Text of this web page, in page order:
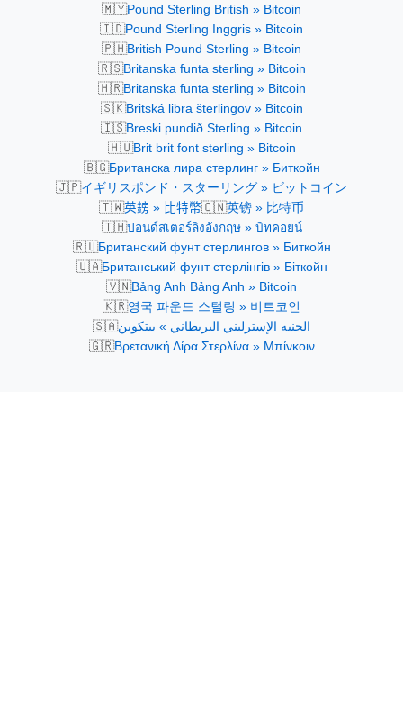
🇲🇾Pound Sterling British » Bitcoin
🇮🇩Pound Sterling Inggris » Bitcoin
🇵🇭British Pound Sterling » Bitcoin
🇷🇸Britanska funta sterling » Bitcoin
🇭🇷Britanska funta sterling » Bitcoin
🇸🇰Britská libra šterlingov » Bitcoin
🇮🇸Breski pundið Sterling » Bitcoin
🇭🇺Brit brit font sterling » Bitcoin
🇧🇬Британска лира стерлинг » Биткойн
🇯🇵イギリスポンド・スターリング » ビットコイン
🇹🇼英鎊 » 比特幣🇨🇳英镑 » 比特币
🇹🇭ปอนด์สเตอร์ลิงอังกฤษ » บิทคอยน์
🇷🇺Британский фунт стерлингов » Биткойн
🇺🇦Британський фунт стерлінгів » Біткойн
🇻🇳Bảng Anh Bảng Anh » Bitcoin
🇰🇷영국 파운드 스털링 » 비트코인
🇸🇦الجنيه الإسترليني البريطاني » بيتكوين
🇬🇷Βρετανική Λίρα Στερλίνα » Μπίνκοιν